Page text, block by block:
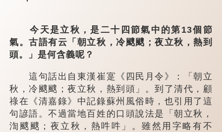
今天是立秋，是二十四節氣中的第13個節
氣。古語有云「朝立秋，冷颼颼；夜立秋，熱到
頭。」是何含義呢？
這句話出自東漢崔寔《四民月令》：「朝立
秋，冷颼颼；夜立秋，熱到頭」。到了清代，顧
祿在《清嘉錄》中記錄蘇州風俗時，也引用了這
句諺語。不過當地百姓的口頭說法是「朝立秋，
渹颼颼；夜立秋，熱吽吽」。雖然用字略有不